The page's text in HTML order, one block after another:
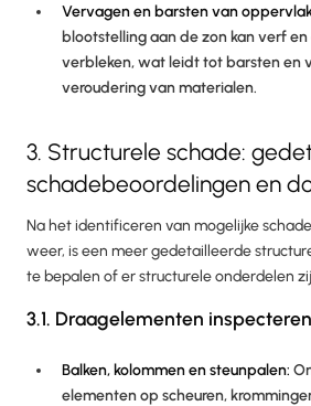
Vervagen en barsten van
blootstelling aan de zon kan verf
verbleken, wat leidt tot barsten en
veroudering van materialen.
3. Structurele schade:
schadebeoordelingen en
Na het identificeren van mogelijke
weer, is een meer gedetailleerde
te bepalen of er structurele onderdelen
3.1. Draagelementen inspecteren
Balken, kolommen en steunpalen:
elementen op scheuren,